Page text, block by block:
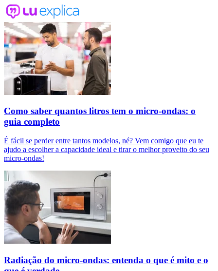
Como saber quantos litros tem o micro-ondas: o
guia completo
É fácil se perder entre tantos modelos, né? Vem comigo que eu te
ajudo a escolher a capacidade ideal e tirar o melhor proveito do seu
micro-ondas!
Radiação do micro-ondas: entenda o que é mito e o